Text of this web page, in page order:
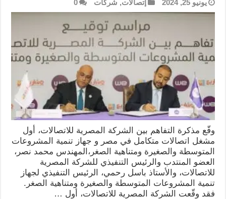
يونيو 25, 2024 إتصالات, شركات 0
وقّع مذكرة التفاهم بين الشركة المصرية للاتصالات، أول
مشغل اتصالات متكامل في مصر و جهاز تنمية المشروعات
المتوسطة والصغيرة ومتناهية الصغر،المهندس محمد نصر،
العضو المنتدب والرئيس التنفيذي للشركة المصرية
للاتصالات، والأستاذ باسل رحمي، الرئيس التنفيذي لجهاز
تنمية المشروعات المتوسطة والصغيرة ومتناهية الصغر.
فقد وقّعت الشركة المصرية للاتصالات، أول …